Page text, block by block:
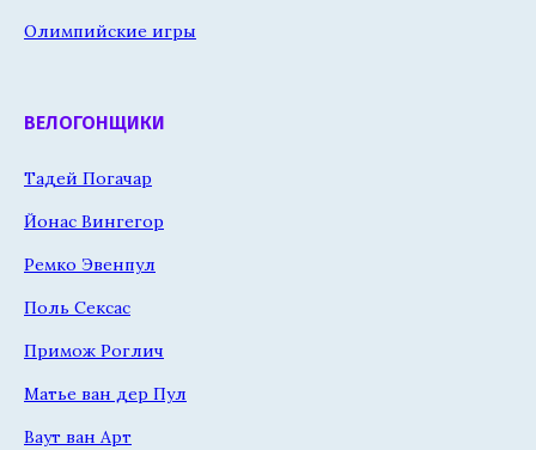
Олимпийские игры
ВЕЛОГОНЩИКИ
Тадей Погачар
Йонас Вингегор
Ремко Эвенпул
Поль Сексас
Примож Роглич
Матье ван дер Пул
Ваут ван Арт